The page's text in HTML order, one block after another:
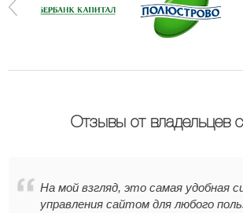
Отзывы от владельцев
На мой взгляд, это самая удобная
управления сайтом для любого